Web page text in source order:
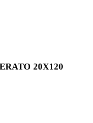
20X120